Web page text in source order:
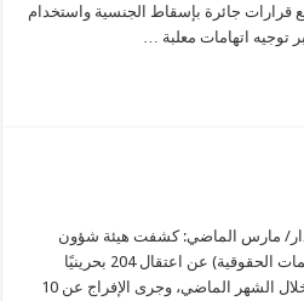
قرارات جائرة بإسقاط الجنسية واستخدام
اتهامات معلبة …
آذار/ مارس الماضي: كشفت هيئة شؤون
الأسرى في البحرين (احدى المنظمات الحقوقية) عن اعتقال 204 بحرينيًا
وبحرينية في مختلف مناطق البلادخلال الشهر الماضي، وجرى الإفراج عن 10